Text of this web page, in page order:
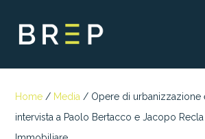
Home / Media / Opere di urbanizzazione
intervista a Paolo Bertacco e Jacopo